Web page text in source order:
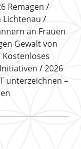
Remagen
Lichtenau
an Frauen
Gewalt von
Kostenloses
2026
unterzeichnen –